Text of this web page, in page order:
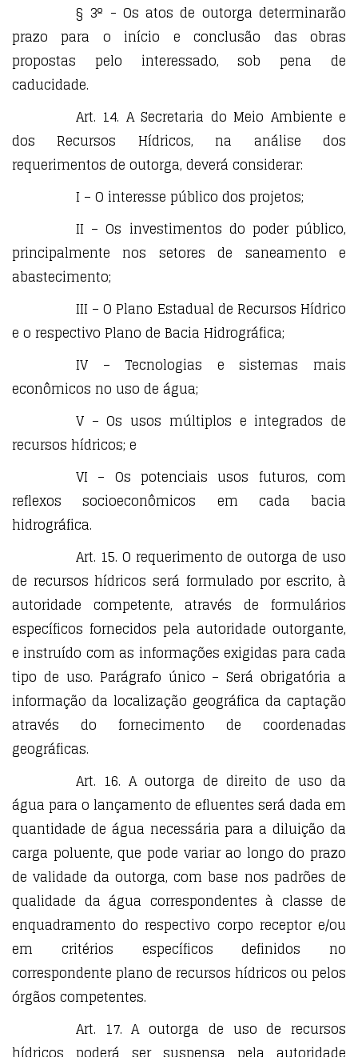
§ 3º - Os atos de outorga determinarão
prazo para o início e conclusão das obras
propostas pelo interessado, sob pena de
caducidade.
Art. 14. A Secretaria do Meio Ambiente e
dos Recursos Hídricos, na análise dos
requerimentos de outorga, deverá considerar:
I – O interesse público dos projetos;
II – Os investimentos do poder público,
principalmente nos setores de saneamento e
abastecimento;
III – O Plano Estadual de Recursos Hídrico
e o respectivo Plano de Bacia Hidrográfica;
IV – Tecnologias e sistemas mais
econômicos no uso de água;
V – Os usos múltiplos e integrados de
recursos hídricos; e
VI – Os potenciais usos futuros, com
reflexos socioeconômicos em cada bacia
hidrográfica.
Art. 15. O requerimento de outorga de uso
de recursos hídricos será formulado por escrito, à
autoridade competente, através de formulários
específicos fornecidos pela autoridade outorgante,
e instruído com as informações exigidas para cada
tipo de uso. Parágrafo único – Será obrigatória a
informação da localização geográfica da captação
através do fornecimento de coordenadas
geográficas.
Art. 16. A outorga de direito de uso da
água para o lançamento de efluentes será dada em
quantidade de água necessária para a diluição da
carga poluente, que pode variar ao longo do prazo
de validade da outorga, com base nos padrões de
qualidade da água correspondentes à classe de
enquadramento do respectivo corpo receptor e/ou
em critérios específicos definidos no
correspondente plano de recursos hídricos ou pelos
órgãos competentes.
Art. 17. A outorga de uso de recursos